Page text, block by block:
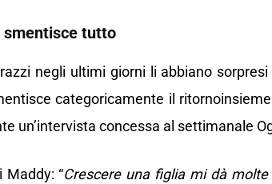
smentisce tutto
negli ultimi giorni li abbiano
categoricamente il
un’intervista concessa al settimanale
Maddy: “Crescere una figlia mi dà